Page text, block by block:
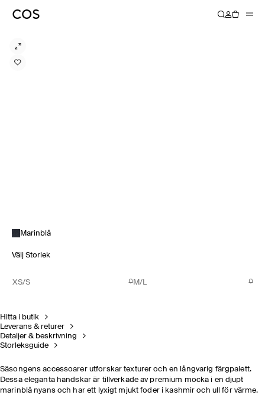
Marinblå
Välj Storlek
XS/S M/L
Hitta i butik
Leverans & returer
Detaljer & beskrivning
Storleksguide
Säsongens accessoarer utforskar texturer och en långvarig färgpalett.
Dessa eleganta handskar är tillverkade av premium mocka i en djupt
marinblå nyans och har ett lyxigt mjukt foder i kashmir och ull för värme.